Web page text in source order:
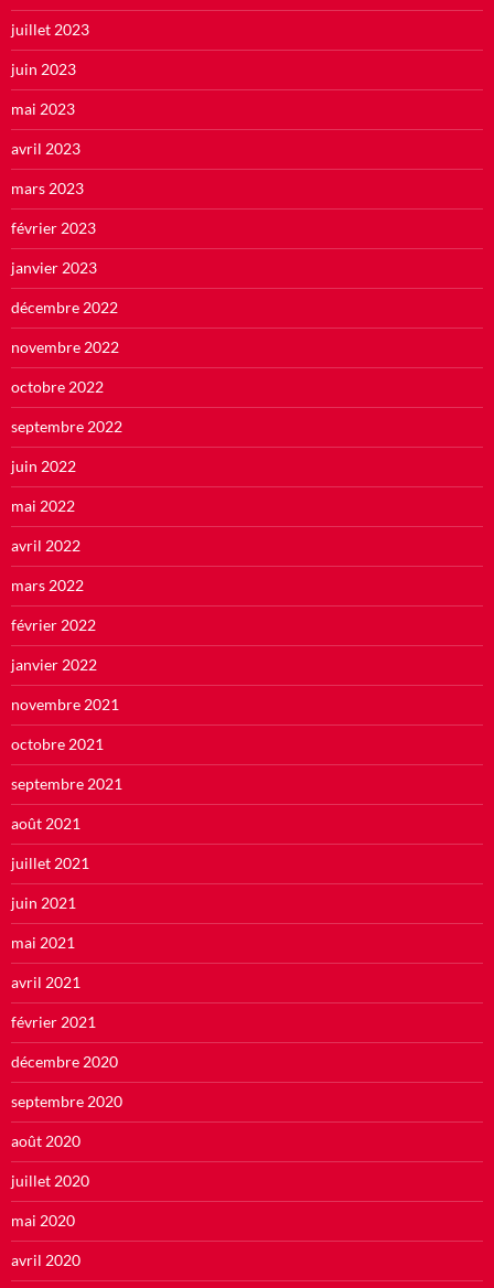
juillet 2023
juin 2023
mai 2023
avril 2023
mars 2023
février 2023
janvier 2023
décembre 2022
novembre 2022
octobre 2022
septembre 2022
juin 2022
mai 2022
avril 2022
mars 2022
février 2022
janvier 2022
novembre 2021
octobre 2021
septembre 2021
août 2021
juillet 2021
juin 2021
mai 2021
avril 2021
février 2021
décembre 2020
septembre 2020
août 2020
juillet 2020
mai 2020
avril 2020